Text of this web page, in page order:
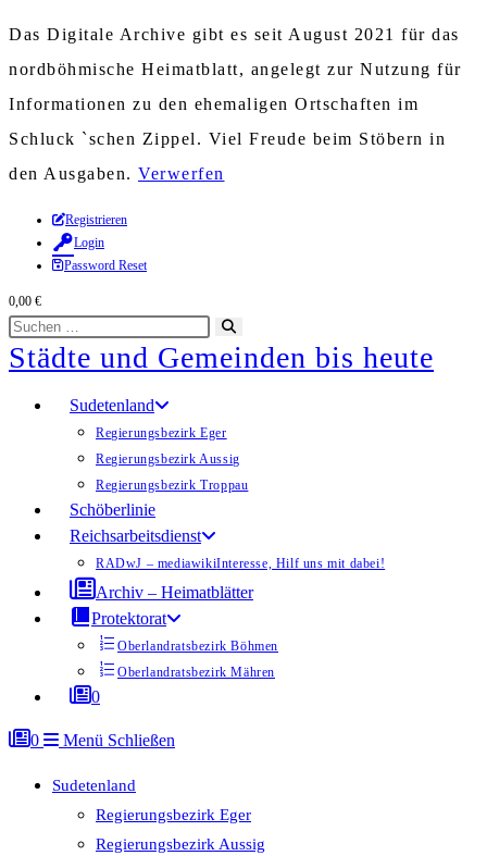
Das Digitale Archive gibt es seit August 2021 für das
nordböhmische Heimatblatt, angelegt zur Nutzung für
Informationen zu den ehemaligen Ortschaften im
Schluck `schen Zippel. Viel Freude beim Stöbern in
den Ausgaben. Verwerfen
Zum
Inhalt
springen
Registrieren
Login
Password Reset
0,00 €
Diese
Website
durchsuchen
starten
Städte und Gemeinden bis heute
Sudetenland
Regierungsbezirk Eger
Regierungsbezirk Aussig
Regierungsbezirk Troppau
Schöberlinie
Reichsarbeitsdienst
RADwJ – mediawikiInteresse, Hilf uns mit dabei!
Archiv – Heimatblätter
Protektorat
Oberlandratsbezirk Böhmen
Oberlandratsbezirk Mähren
0
0 Menü Schließen
Sudetenland
Regierungsbezirk Eger
Regierungsbezirk Aussig